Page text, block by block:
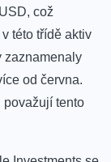
což
této třídě aktiv
zaznamenaly
od června.
považují tento